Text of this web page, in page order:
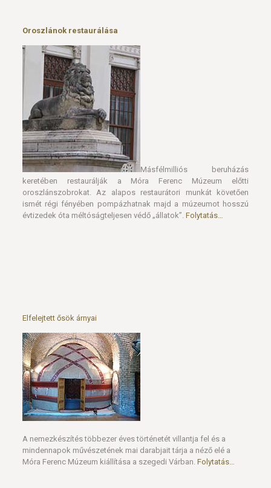
Oroszlánok restaurálása
Másfélmilliós beruházás
keretében restaurálják a Móra Ferenc Múzeum előtti
oroszlánszobrokat. Az alapos restaurátori munkát követően
ismét régi fényében pompázhatnak majd a múzeumot hosszú
évtizedek óta méltóságteljesen védő „állatok”. Folytatás…
Elfelejtett ősök árnyai
A nemezkészítés többezer éves történetét villantja fel és a
mindennapok művészetének mai darabjait tárja a néző elé a
Móra Ferenc Múzeum kiállítása a szegedi Várban. Folytatás…